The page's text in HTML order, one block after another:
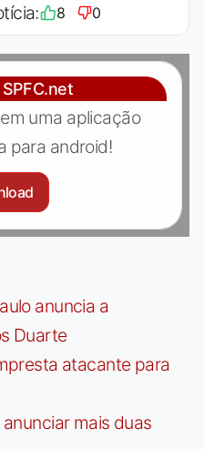
8 0
uma aplicação
para android!
anuncia a
Duarte
atacante para
mais duas